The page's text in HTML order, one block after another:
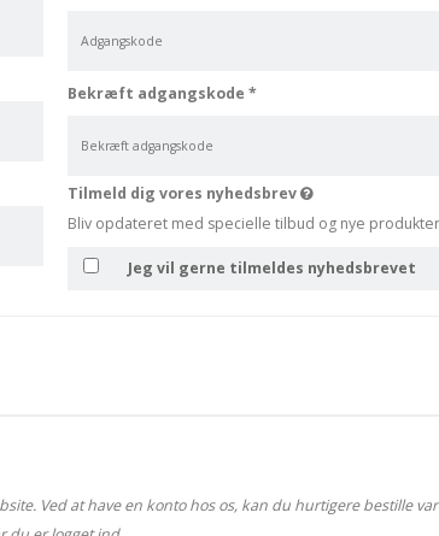
Bekræft adgangskode *
Tilmeld dig vores nyhedsbrev
Bliv opdateret med specielle tilbud og nye
Jeg vil gerne tilmeldes nyhedsbrevet
Ved at have en konto hos os, kan du hurtigere bestille